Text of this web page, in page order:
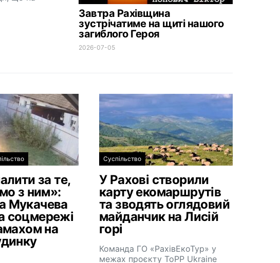
Завтра Рахівщина
зустрічатиме на щиті нашого
загиблого Героя
2026-07-05
за те,
з ним»:
Мукачева
соцмережі
на
Суспільство
У Рахові створили
карту екомаршрутів
та зводять оглядовий
майданчик на Лисій
горі
Команда ГО «РахівЕкоТур» у
межах проєкту ToPP Ukraine